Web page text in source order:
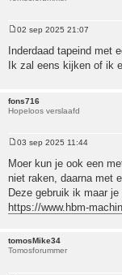
02 sep 2025 21:07
Inderdaad tapeind met
Ik zal eens kijken of ik
fons716
Hopeloos verslaafd
03 sep 2025 11:44
Moer kun je ook een
niet raken, daarna met
Deze gebruik ik maar
https://www.hbm-
tomosMike34
Tomosforummer